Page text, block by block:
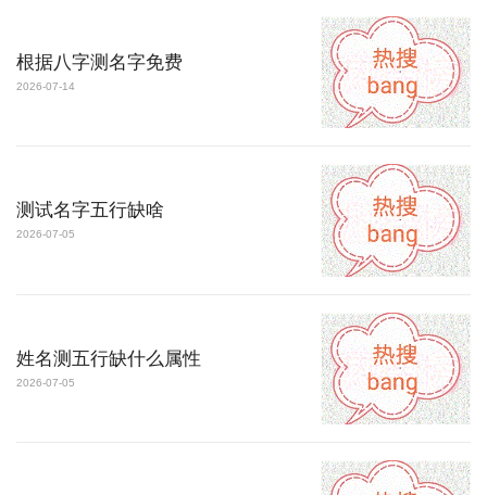
根据八字测名字免费
2026-07-14
测试名字五行缺啥
2026-07-05
姓名测五行缺什么属性
2026-07-05